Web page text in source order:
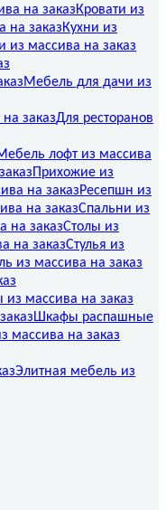
Кровати из
Кухни из
Мебель для дачи из
Для ресторанов
лофт из массива
Прихожие из
Ресепшн из
Спальни из
Столы из
Стулья из
массива на заказ
Шкафы распашные
Элитная мебель из